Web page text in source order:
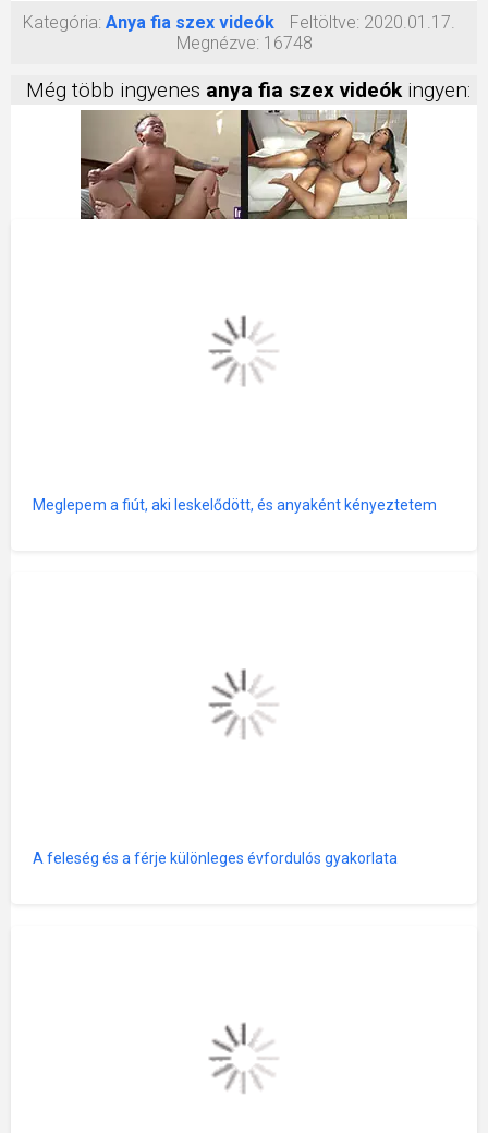
Kategória: Anya fia szex videók Feltöltve: 2020.01.17.
Megnézve: 16748
Még több ingyenes anya fia szex videókingyen:
Meglepem a fiút, aki leskelődött, és anyaként kényeztetem
A feleség és a férje különleges évfordulós gyakorlata